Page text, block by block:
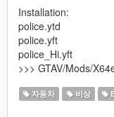
Installation:
police.ytd
police.yft
police_Hi.yft
>>> GTAV/Mods/
자동차 비상